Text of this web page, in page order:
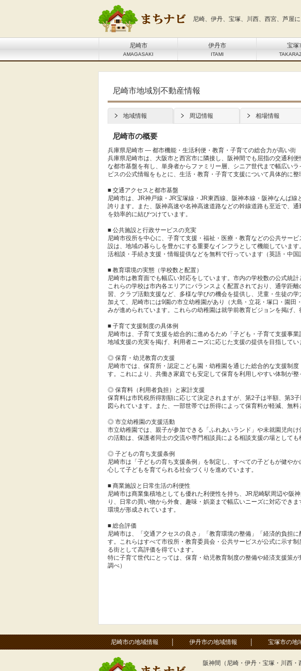
尼崎、伊丹、宝塚、川西、西宮、芦屋
尼崎市
AMAGASAKI
伊丹市
ITAMI
宝塚
尼崎市地域別不動産情報
地域情報 周辺情報 相場情報
尼崎市の概要
兵庫県尼崎市 ― 都市機能・生活利便・教育・子育ての総合力が高い街
兵庫県尼崎市は、大阪市と西宮市に隣接し、阪神間でも屈指の交通利
な都市基盤を有し、単身者からファミリー層、シニア世代まで幅広い
ビスの公式情報をもとに、生活・教育・子育て支援について具体的に整
■ 交通アクセスと都市基盤
尼崎市は、JR神戸線・JR宝塚線・JR東西線、阪神本線・阪神なんば
誇ります。また、阪神高速や名神高速道路などの幹線道路も至近で、
を効率的に結びつけています。
■ 公共施設と行政サービスの充実
尼崎市役所を中心に、子育て支援・福祉・医療・教育などの公共サー
設は、地域の暮らしを豊かにする重要なインフラとして機能していま
活相談・手続き支援・情報提供などを無料で行っています（英語・中
■ 教育環境の実態（学校数と配置）
尼崎市は教育面でも幅広い対応をしています。市内の学校数の公式統
これらの学校は市内各エリアにバランスよく配置されており、通学距
習、クラブ活動支援など、多様な学びの機会を提供し、児童・生徒の学
加えて、尼崎市には9園の市立幼稚園があり（大島・立花・塚口・園
みが進められています。これらの幼稚園は就学前教育ビジョンを掲げ
■ 子育て支援制度の具体例
尼崎市は、子育て支援を総合的に進めるため「子ども・子育て支援事
地域支援の充実を掲げ、利用者ニーズに応じた支援の提供を目指してい
◎ 保育・幼児教育の支援
尼崎市では、保育所・認定こども園・幼稚園を通じた総合的な支援制
す。これにより、共働き家庭でも安定して保育を利用しやすい体制が整
◎ 保育料（利用者負担）と家計支援
保育料は市民税所得割額に応じて決定されますが、第2子は半額、第3
図られています。また、一部世帯では所得によって保育料が軽減、無
◎ 市立幼稚園の支援活動
市立幼稚園では、親子が参加できる「ふれあいランド」や未就園児向
の活動は、保護者同士の交流や専門相談員による相談支援の場として
◎ 子どもの育ち支援条例
尼崎市は「子どもの育ち支援条例」を制定し、すべての子どもが健や
心して子どもを育てられる社会づくりを進めています。
■ 商業施設と日常生活の利便性
尼崎市は商業集積地としても優れた利便性を持ち、JR尼崎駅周辺や阪
り、日常の買い物から外食、趣味・娯楽まで幅広いニーズに対応でき
環境が形成されています。
■ 総合評価
尼崎市は、「交通アクセスの良さ」「教育環境の整備」「経済的負担
す。これらはすべて市役所・教育委員会・公共サービスが公式に示す
る街として高評価を得ています。
特に子育て世代にとっては、保育・幼児教育制度の整備や経済支援策
調べ）
│
尼崎市の地域情報 │
伊丹市の地域情報 宝塚市の地
阪神間（尼崎・伊丹・宝塚・川西・